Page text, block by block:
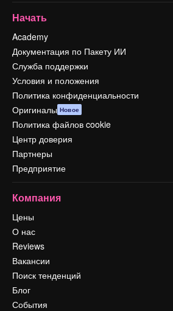
Начать
Academy
Документация по Пакету ИИ
Служба поддержки
Условия и положения
Политика конфиденциальности
Оригиналы Новое
Политика файлов cookie
Центр доверия
Партнеры
Предприятие
Компания
Цены
О нас
Reviews
Вакансии
Поиск тенденций
Блог
События